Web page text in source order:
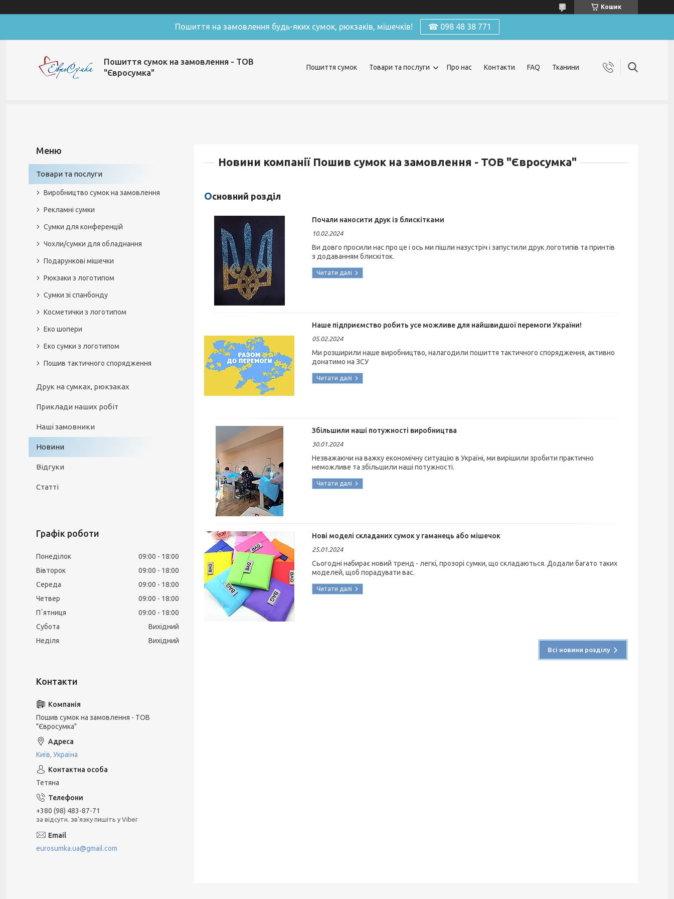
Кошик
Пошиття на замовлення будь-яких сумок, рюкзаків, мішечків! ☎ 098 48 38 771
Пошиття сумок на замовлення - ТОВ
"Євросумка"
Пошиття сумок Товари та послуги Про нас Контакти FAQ Тканини
Новини компанії Пошив сумок на замовлення - ТОВ "Євросумка"
Основний розділ
Почали наносити друк із блискітками
10.02.2024
Ви довго просили нас про це і ось ми пішли назустріч і запустили друк логотипів та принтів
з додаванням блискіток.
Наше підприємство робить усе можливе для найшвидшої перемоги України!
05.02.2024
Ми розширили наше виробництво, налагодили пошиття тактичного спорядження, активно
донатимо на ЗСУ
Збільшили наші потужності виробництва
30.01.2024
Незважаючи на важку економічну ситуацію в Україні, ми вирішили зробити практично
неможливе та збільшили наші потужності.
Нові моделі складаних сумок у гаманець або мішечок
25.01.2024
Сьогодні набирає новий тренд - легкі, прозорі сумки, що складаються. Додали багато таких
моделей, щоб порадувати вас.
Всі новини розділу
Товари та послуги
Виробництво сумок на замовлення
Рекламні сумки
Сумки для конференцій
Чохли/сумки для обладнання
Подарункові мішечки
Рюкзаки з логотипом
Сумки зі спанбонду
Косметички з логотипом
Еко шопери
Еко сумки з логотипом
Пошив тактичного спорядження
Друк на сумках, рюкзаках
Приклади наших робіт
Наші замовники
Новини
Відгуки
Статті
Графік роботи
Понеділок 09:00
18:00
Вівторок
09:00
18:00
Середа
09:00
18:00
Четвер
09:00
18:00
Пʼятниця
09:00
18:00
Субота
Вихідний
Неділя
Вихідний
Пошив сумок на замовлення - ТОВ
"Євросумка"
Київ, Україна
Тетяна
+380 (98) 483-87-71
за відсутн. зв'язку пишіть у Viber
eurosumka.ua@gmail.com